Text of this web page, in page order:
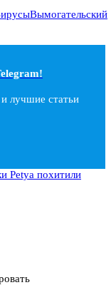
Вымогательский
лучшие статьи
Petya похитили